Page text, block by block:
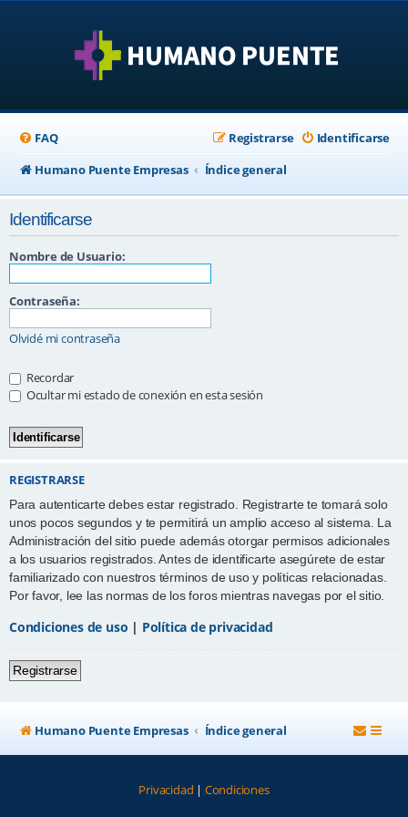
FAQ Identificarse
Registrarse
Humano Puente Empresas
Índice general
Identificarse
Nombre de Usuario:
Contraseña:
Olvidé mi contraseña
Recordar
Ocultar mi estado de conexión en esta sesión
REGISTRARSE
Para autenticarte debes estar registrado. Registrarte te tomará solo
unos pocos segundos y te permitirá un amplio acceso al sistema. La
Administración del sitio puede además otorgar permisos adicionales
a los usuarios registrados. Antes de identificarte asegúrete de estar
familiarizado con nuestros términos de uso y políticas relacionadas.
Por favor, lee las normas de los foros mientras navegas por el sitio.
Condiciones de uso | Política de privacidad
Registrarse
Humano Puente Empresas Índice general
Privacidad | Condiciones